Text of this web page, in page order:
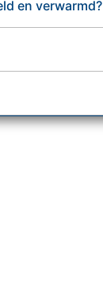
Wageningen
en verwarmd?